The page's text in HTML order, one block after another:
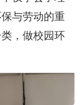
与劳动的重
，做校园环